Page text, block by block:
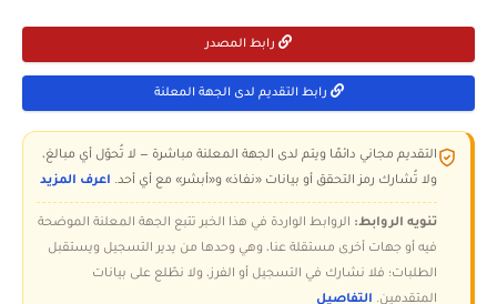
رابط المصدر
رابط التقديم لدى الجهة المعلنة
التقديم مجاني دائمًا ويتم لدى الجهة المعلنة مباشرة — لا تُحوّل أي مبالغ،
ولا تُشارك رمز التحقق أو بيانات «نفاذ» و«أبشر» مع أي أحد. اعرف المزيد
تنويه الروابط: الروابط الواردة في هذا الخبر تتبع الجهة المعلنة الموضحة
فيه أو جهات أخرى مستقلة عنا، وهي وحدها من يدير التسجيل ويستقبل
الطلبات؛ فلا نشارك في التسجيل أو الفرز، ولا نطّلع على بيانات
المتقدمين. التفاصيل